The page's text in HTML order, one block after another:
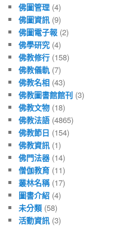
佛圖管理 (4)
佛圖資訊 (9)
佛圖電子報 (2)
佛學研究 (4)
佛教修行 (158)
佛教儀軌 (7)
佛教名相 (43)
佛教圖書館館刊 (3)
佛教文物 (18)
佛教法語 (4865)
佛教節日 (154)
佛教資訊 (1)
佛門法器 (14)
僧伽教育 (11)
叢林名稱(17)
圖書介紹 (4)
未分類 (58)
活動資訊 (3)